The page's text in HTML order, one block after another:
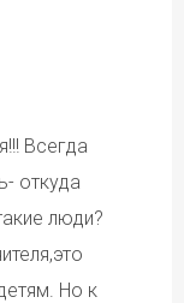
Всегда
откуда
люди?
Но к